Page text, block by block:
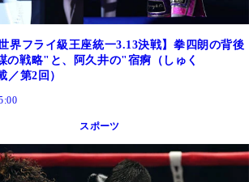
界フライ級王座統一3.13決戦】拳四朗の背後
の戦略"と、阿久井の"宿痾（しゅく
／第2回）
スポーツ